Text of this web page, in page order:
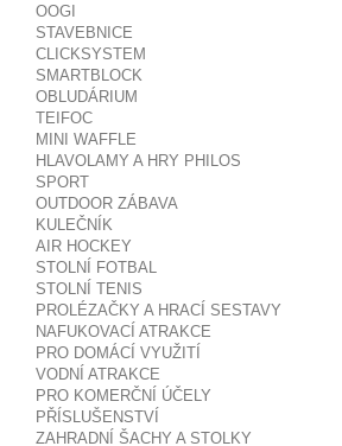
OOGI
STAVEBNICE
CLICKSYSTEM
SMARTBLOCK
OBLUDÁRIUM
TEIFOC
MINI WAFFLE
HLAVOLAMY A HRY PHILOS
SPORT
OUTDOOR ZÁBAVA
KULEČNÍK
AIR HOCKEY
STOLNÍ FOTBAL
STOLNÍ TENIS
PROLÉZAČKY A HRACÍ SESTAVY
NAFUKOVACÍ ATRAKCE
PRO DOMÁCÍ VYUŽITÍ
VODNÍ ATRAKCE
PRO KOMERČNÍ ÚČELY
PŘÍSLUŠENSTVÍ
ZAHRADNÍ ŠACHY A STOLKY